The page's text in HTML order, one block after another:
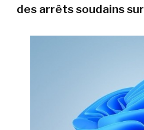
des arrêts soudains